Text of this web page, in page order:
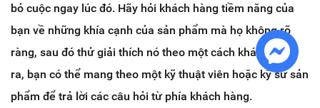
bỏ cuộc ngay lúc đó. Hãy hỏi khách hàng tiềm năng của
bạn về những khía cạnh của sản phẩm mà họ không rõ
ràng, sau đó thử giải thích nó theo một cách khác. Ngoài
ra, bạn có thể mang theo một kỹ thuật viên hoặc kỹ sư sản
phẩm để trả lời các câu hỏi từ phía khách hàng.